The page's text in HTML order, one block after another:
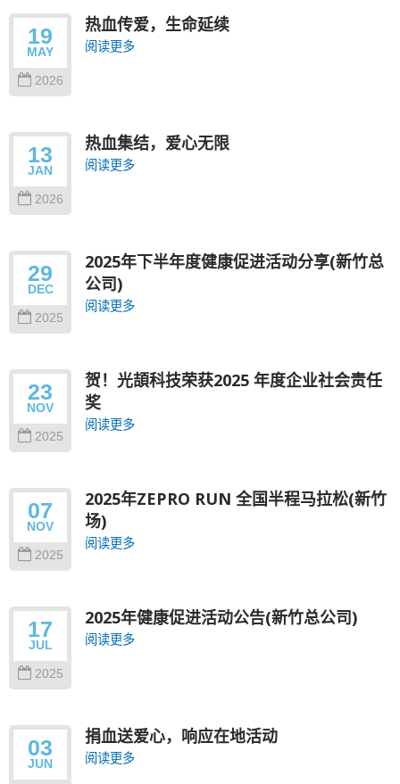
19
MAY
2026
热血传爱，生命延续
阅读更多
13
JAN
2026
热血集结，爱心无限
阅读更多
29
DEC
2025
2025年下半年度健康促进活动分享(新竹总
公司)
阅读更多
23
NOV
2025
贺！光頡科技荣获2025 年度企业社会责任
奖
阅读更多
07
NOV
2025
2025年ZEPRO RUN 全国半程马拉松(新竹
场)
阅读更多
17
JUL
2025
2025年健康促进活动公告(新竹总公司)
阅读更多
03
JUN
捐血送爱心，响应在地活动
阅读更多